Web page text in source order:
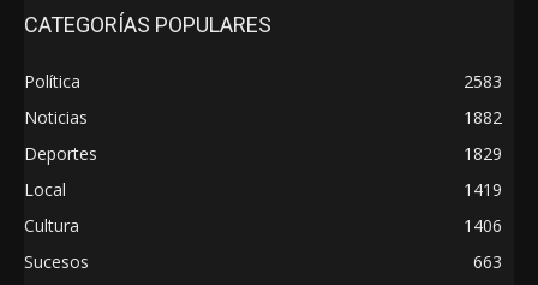
CATEGORÍAS POPULARES
Política
2583
Noticias
1882
Deportes
1829
Local
1419
Cultura
1406
Sucesos
663